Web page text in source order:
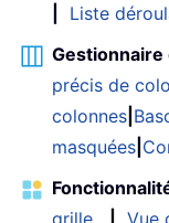
Liste
précis de
colonnes
masquées